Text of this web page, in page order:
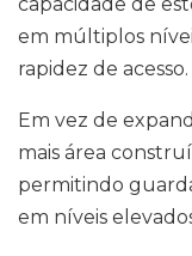
em múltiplos
rapidez de acesso.
Em vez de
mais área
permitindo
em níveis